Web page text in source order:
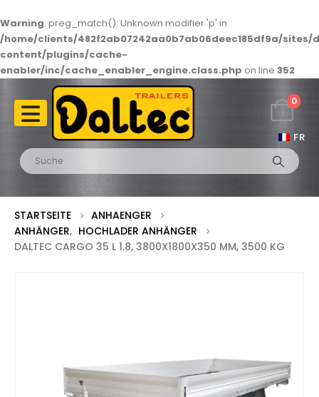
Warning: preg_match(): Unknown modifier 'p' in
/home/clients/482f2ab07242aa0b7ab06deec185df9a/
content/plugins/cache-
enabler/inc/cache_enabler_engine.class.php on line 352
FR
0
STARTSEITE
ANHAENGER
ANHÄNGER, HOCHLADER ANHÄNGER
DALTEC CARGO 35 L 1.8, 3800X1800X350 MM, 3500 KG